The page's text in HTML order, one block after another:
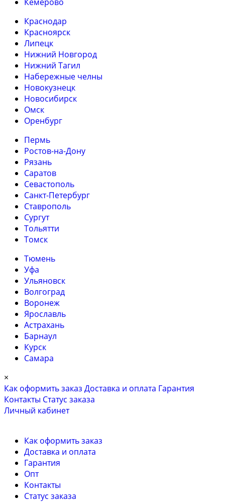
Краснодар
Красноярск
Липецк
Нижний Новгород
Нижний Тагил
Набережные челны
Новокузнецк
Новосибирск
Омск
Оренбург
Пермь
Ростов-на-Дону
Рязань
Саратов
Севастополь
Санкт-Петербург
Ставрополь
Сургут
Тольятти
Томск
Тюмень
Уфа
Ульяновск
Волгоград
Воронеж
Ярославль
Астрахань
Барнаул
Курск
Самара
×
Как оформить заказ Доставка и оплата Гарантия
Контакты Cтатус заказа
Личный кабинет
Как оформить заказ
Доставка и оплата
Гарантия
Опт
Контакты
Cтатус заказа